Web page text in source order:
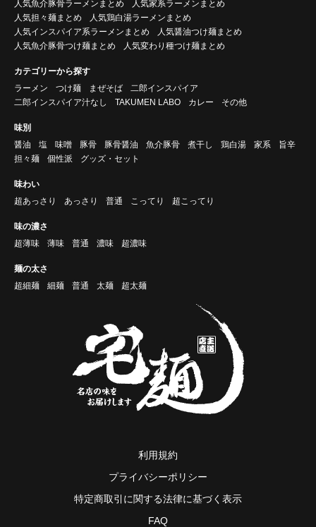
人気魚介豚骨ラーメンまとめ
人気家系ラーメンまとめ
人気担々麺まとめ
人気鶏白湯ラーメンまとめ
人気インスパイア系ラーメンまとめ
人気醤油つけ麺まとめ
人気魚介豚骨つけ麺まとめ
人気変わり種つけ麺まとめ
カテゴリーから探す
ラーメン
つけ麺 まぜそば
二郎インスパイア
二郎インスパイア汁なし
TAKUMEN LABO カレー その他
味別
醤油
塩 味噌 豚骨 豚骨醤油 魚介豚骨 煮干し 鶏白湯 家系
旨辛
担々麺
個性派 グッズ・セット
味わい
超あっさり
あっさり 普通 こってり 超こってり
味の濃さ
超薄味
薄味 普通 濃味 超濃味
麺の太さ
超細麺
細麺 普通 太麺 超太麺
利用規約
プライバシーポリシー
特定商取引に関する法律に基づく表示
FAQ